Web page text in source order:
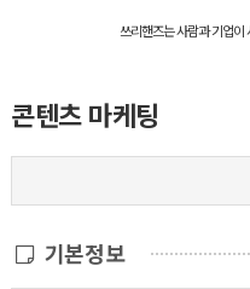
쓰리핸즈는 사람과 기업이
콘텐츠 마케팅
기본정보